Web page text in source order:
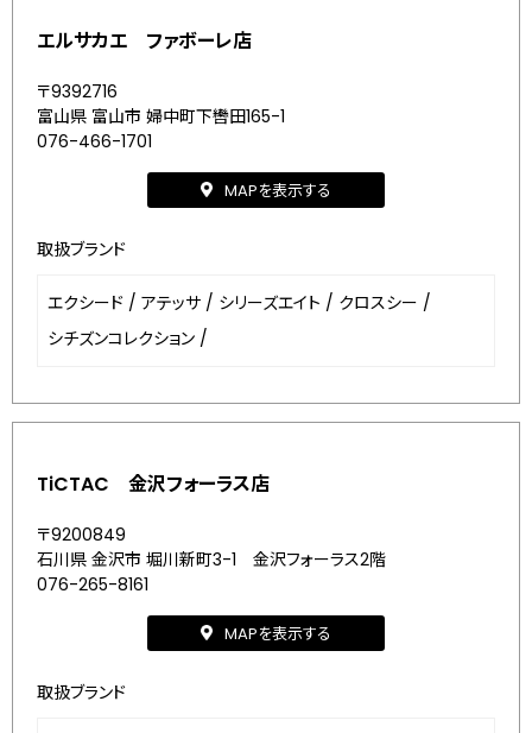
エルサカエ ファボーレ店
〒9392716
富山県 富山市 婦中町下轡田165-1
076-466-1701
MAPを表示する
取扱ブランド
エクシード / アテッサ / シリーズエイト / クロスシー /
シチズンコレクション /
TiCTAC 金沢フォーラス店
〒9200849
石川県 金沢市 堀川新町3-1 金沢フォーラス2階
076-265-8161
MAPを表示する
取扱ブランド